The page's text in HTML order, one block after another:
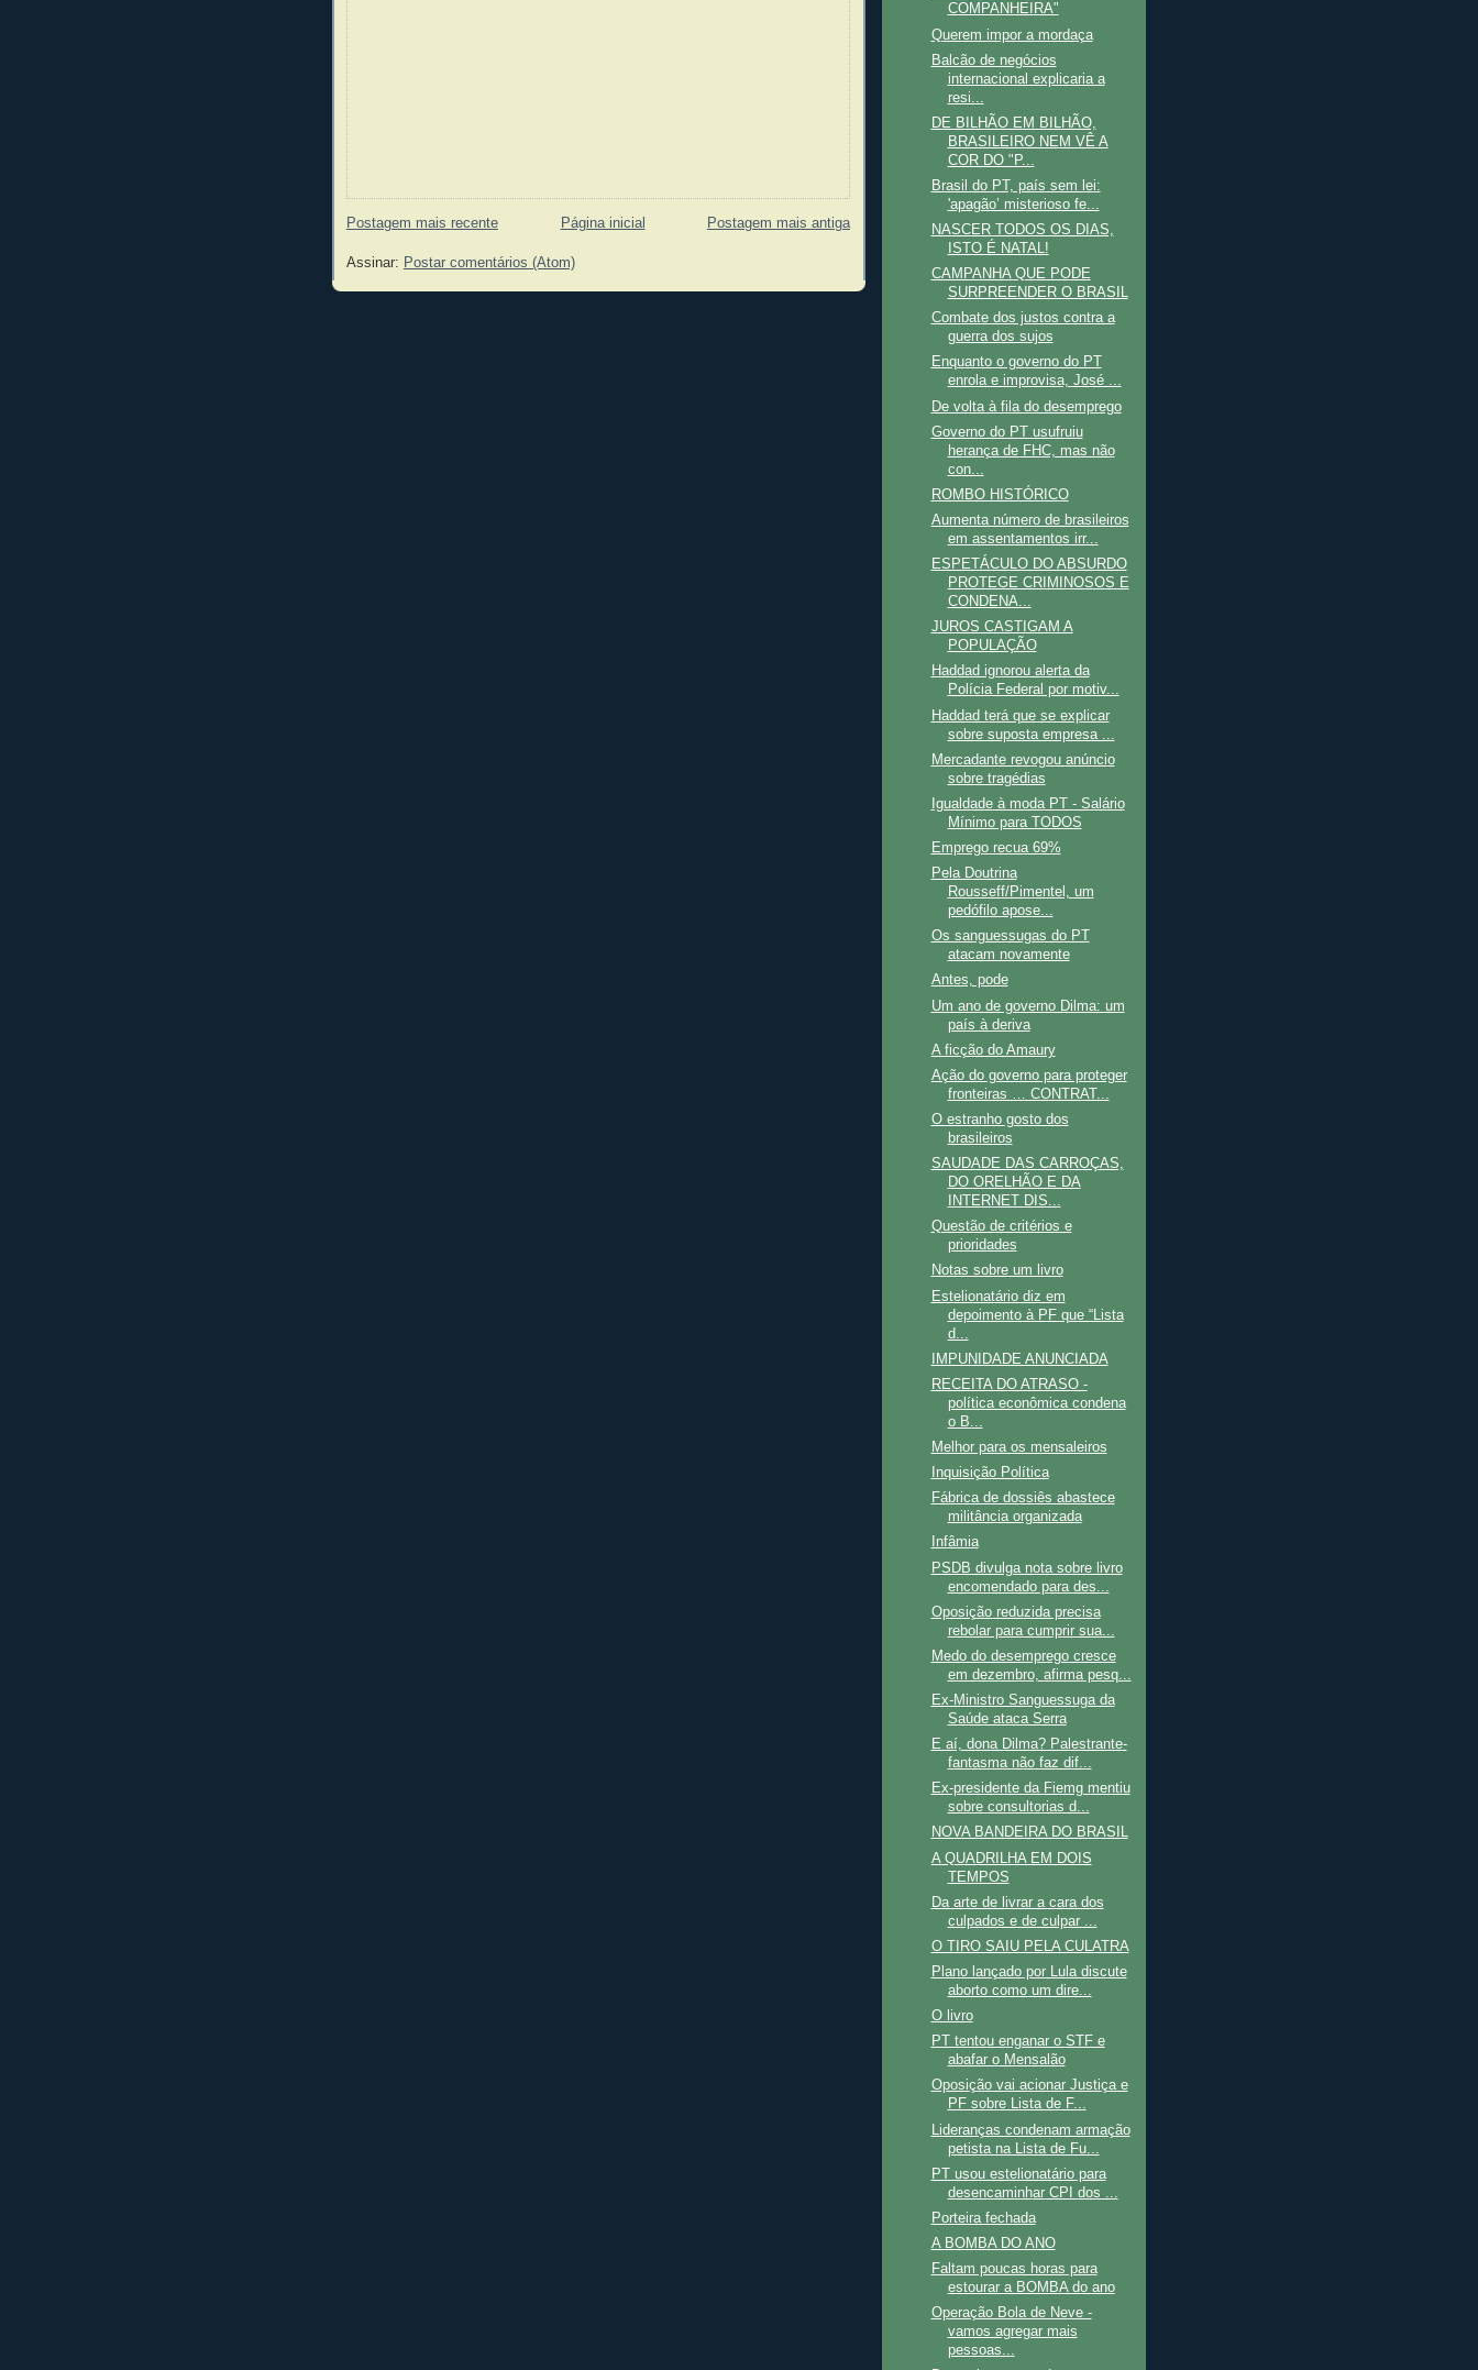
Postagem mais recente Postagem mais antiga
Página inicial
Assinar: Postar comentários (Atom)
COMPANHEIRA"
Querem impor a mordaça
Balcão de negócios
internacional explicaria a
resi...
DE BILHÃO EM BILHÃO,
BRASILEIRO NEM VÊ A
COR DO "P...
Brasil do PT, país sem lei:
'apagão’ misterioso fe...
NASCER TODOS OS DIAS,
ISTO É NATAL!
CAMPANHA QUE PODE
SURPREENDER O BRASIL
Combate dos justos contra a
guerra dos sujos
Enquanto o governo do PT
enrola e improvisa, José ...
De volta à fila do desemprego
Governo do PT usufruiu
herança de FHC, mas não
con...
ROMBO HISTÓRICO
Aumenta número de brasileiros
em assentamentos irr...
ESPETÁCULO DO ABSURDO
PROTEGE CRIMINOSOS E
CONDENA...
JUROS CASTIGAM A
POPULAÇÃO
Haddad ignorou alerta da
Polícia Federal por motiv...
Haddad terá que se explicar
sobre suposta empresa ...
Mercadante revogou anúncio
sobre tragédias
Igualdade à moda PT - Salário
Mínimo para TODOS
Emprego recua 69%
Pela Doutrina
Rousseff/Pimentel, um
pedófilo apose...
Os sanguessugas do PT
atacam novamente
Antes, pode
Um ano de governo Dilma: um
país à deriva
A ficção do Amaury
Ação do governo para proteger
fronteiras … CONTRAT...
O estranho gosto dos
brasileiros
SAUDADE DAS CARROÇAS,
DO ORELHÃO E DA
INTERNET DIS...
Questão de critérios e
prioridades
Notas sobre um livro
Estelionatário diz em
depoimento à PF que “Lista
d...
IMPUNIDADE ANUNCIADA
RECEITA DO ATRASO -
política econômica condena
o B...
Melhor para os mensaleiros
Inquisição Política
Fábrica de dossiês abastece
militância organizada
Infâmia
PSDB divulga nota sobre livro
encomendado para des...
Oposição reduzida precisa
rebolar para cumprir sua...
Medo do desemprego cresce
em dezembro, afirma pesq...
Ex-Ministro Sanguessuga da
Saúde ataca Serra
E aí, dona Dilma? Palestrante-
fantasma não faz dif...
Ex-presidente da Fiemg mentiu
sobre consultorias d...
NOVA BANDEIRA DO BRASIL
A QUADRILHA EM DOIS
TEMPOS
Da arte de livrar a cara dos
culpados e de culpar ...
O TIRO SAIU PELA CULATRA
Plano lançado por Lula discute
aborto como um dire...
O livro
PT tentou enganar o STF e
abafar o Mensalão
Oposição vai acionar Justiça e
PF sobre Lista de F...
Lideranças condenam armação
petista na Lista de Fu...
PT usou estelionatário para
desencaminhar CPI dos ...
Porteira fechada
A BOMBA DO ANO
Faltam poucas horas para
estourar a BOMBA do ano
Operação Bola de Neve -
vamos agregar mais
pessoas...